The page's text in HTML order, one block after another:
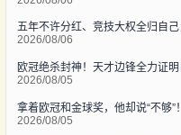
2026/08/06
欧冠绝杀封神！天才边锋全力证
2026/08/05
拿着欧冠和金球奖，他却说“不够
2026/08/05